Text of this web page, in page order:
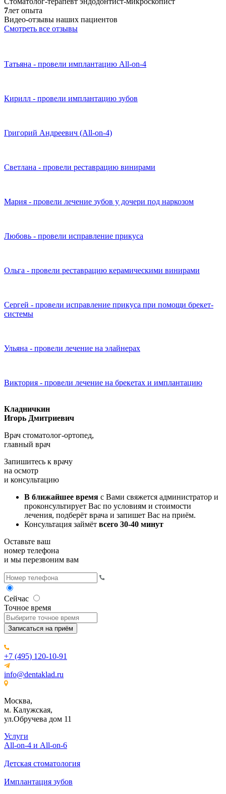
7лет опыта
Видео-отзывы наших пациентов
Смотреть все отзывы
Татьяна - провели имплантацию All-on-4
Кирилл - провели имплантацию зубов
Григорий Андреевич (All-on-4)
Светлана - провели реставрацию винирами
Мария - провели лечение зубов у дочери под наркозом
Любовь - провели исправление прикуса
Ольга - провели реставрацию керамическими винирами
Сергей - провели исправление прикуса при помощи брекет-
системы
Ульяна - провели лечение на элайнерах
Виктория - провели лечение на брекетах и имплантацию
Кладничкин
Игорь Дмитриевич
Врач стоматолог-ортопед,
главный врач
Запишитесь к врачу
на осмотр
и консультацию
В ближайшее время с Вами свяжется администратор и
проконсультирует Вас по условиям и стоимости
лечения, подберёт врача и запишет Вас на приём.
Консультация займёт всего 30-40 минут
Оставьте ваш
номер телефона
и мы перезвоним вам
Сейчас
Точное время
Записаться на приём
+7 (495) 120-10-91
info@dentaklad.ru
Москва,
м. Калужская,
ул.Обручева дом 11
Услуги
All-on-4 и All-on-6
Детская стоматология
Имплантация зубов